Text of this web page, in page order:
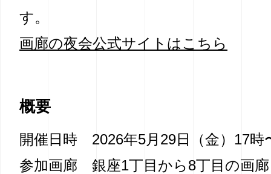
す。
画廊の夜会公式サイトはこちら
概要
開催日時
2026年5月29日（金）17時
参加画廊
銀座1丁目から8丁目の画